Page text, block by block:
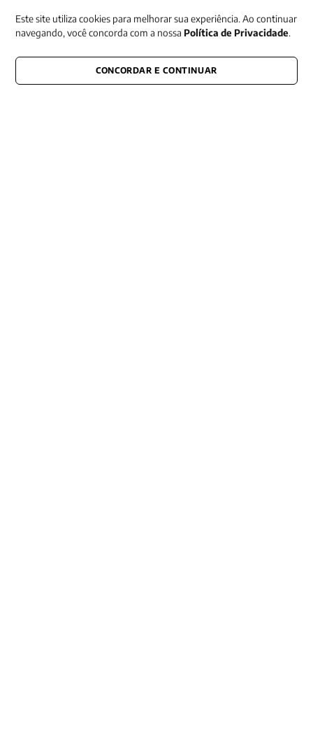
CONECTE-SE CONOSCO
Este site utiliza cookies para melhorar sua experiência. Ao continuar
navegando, você concorda com a nossa Política de Privacidade.
CONCORDAR E CONTINUAR